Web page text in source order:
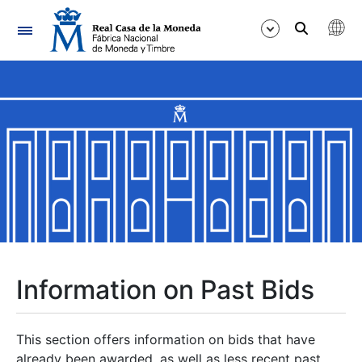
Navigation
Show/Hide
Show/Hide
Show/Hide
Information on Past Bids
This section offers information on bids that have
already been awarded, as well as less recent past